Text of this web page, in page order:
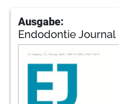
Ausgabe:
Endodontie Journal